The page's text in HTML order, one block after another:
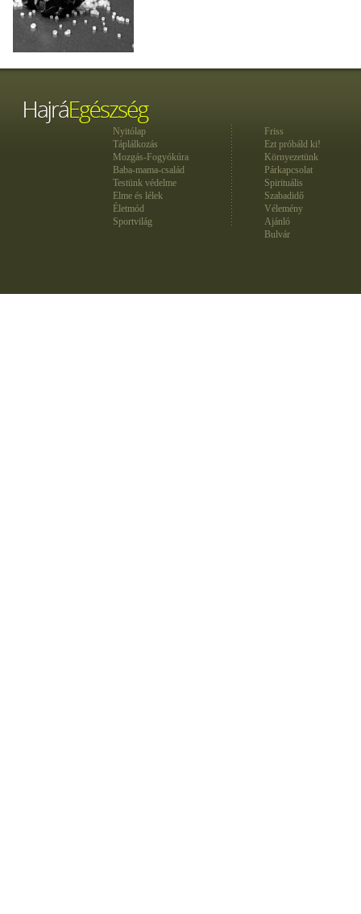
Nyitólap
Táplálkozás
Mozgás-Fogyókúra
Baba-mama-család
Testünk védelme
Elme és lélek
Életmód
Sportvilág
Friss
Ezt próbáld ki!
Környezetünk
Párkapcsolat
Spirituális
Szabadidő
Vélemény
Ajánló
Bulvár